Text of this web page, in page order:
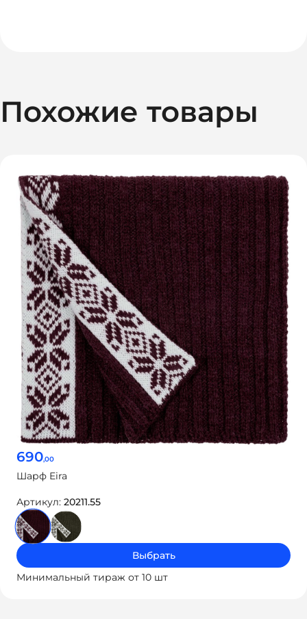
Похожие товары
690,00
Шарф Eira
Артикул: 20211.55
Выбрать
Минимальный тираж от 10 шт